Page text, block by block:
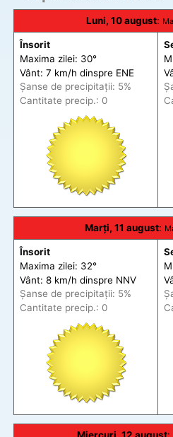
Luni, 10 august:
Însorit
Maxima zilei: 30°
Vânt: 7 km/h dinspre ENE
Șanse de precipitații: 5%
Cantitate precip.: 0
Marți, 11 august:
Însorit
Maxima zilei: 32°
Vânt: 8 km/h dinspre NNV
Șanse de precipitații: 5%
Cantitate precip.: 0